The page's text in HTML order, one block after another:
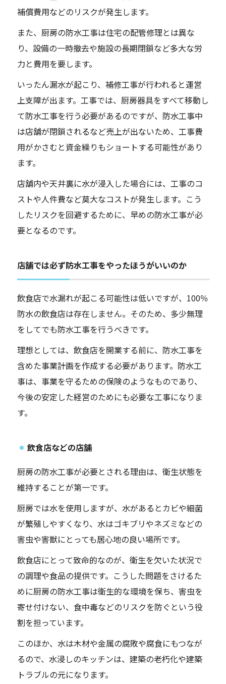
補償費用などのリスクが発生します。
また、厨房の防水工事は住宅の配管修理とは異な
り、設備の一時撤去や施設の長期閉鎖など多大な労
力と費用を要します。
いったん漏水が起こり、補修工事が行われると運営
上支障が出ます。工事では、厨房器具をすべて移動し
て防水工事を行う必要があるのですが、防水工事中
は店舗が閉鎖されるなど売上が出ないため、工事費
用がかさむと資金繰りもショートする可能性があり
ます。
店舗内や天井裏に水が浸入した場合には、工事のコ
ストや人件費など莫大なコストが発生します。こう
したリスクを回避するために、早めの防水工事が必
要となるのです。
店舗では必ず防水工事をやったほうがいいのか
飲食店で水漏れが起こる可能性は低いですが、100％
防水の飲食店は存在しません。そのため、多少無理
をしてでも防水工事を行うべきです。
理想としては、飲食店を開業する前に、防水工事を
含めた事業計画を作成する必要があります。防水工
事は、事業を守るための保険のようなものであり、
今後の安定した経営のためにも必要な工事になりま
す。
飲食店などの店舗
厨房の防水工事が必要とされる理由は、衛生状態を
維持することが第一です。
厨房では水を使用しますが、水があるとカビや細菌
が繁殖しやすくなり、水はゴキブリやネズミなどの
害虫や害獣にとっても居心地の良い場所です。
飲食店にとって致命的なのが、衛生を欠いた状況で
の調理や食品の提供です。こうした問題をさけるた
めに厨房の防水工事は衛生的な環境を保ち、害虫を
寄せ付けない、食中毒などのリスクを防ぐという役
割を担っています。
このほか、水は木材や金属の腐敗や腐食にもつなが
るので、水浸しのキッチンは、建築の老朽化や建築
トラブルの元になります。